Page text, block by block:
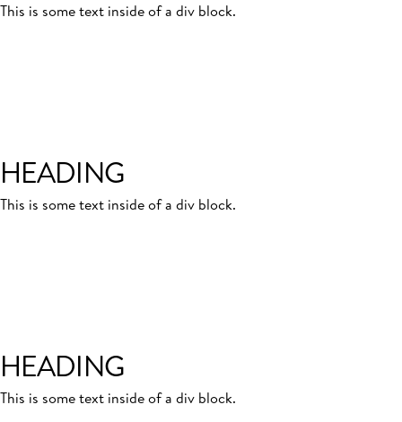
This is some text inside of a div block.
HEADING
This is some text inside of a div block.
HEADING
This is some text inside of a div block.